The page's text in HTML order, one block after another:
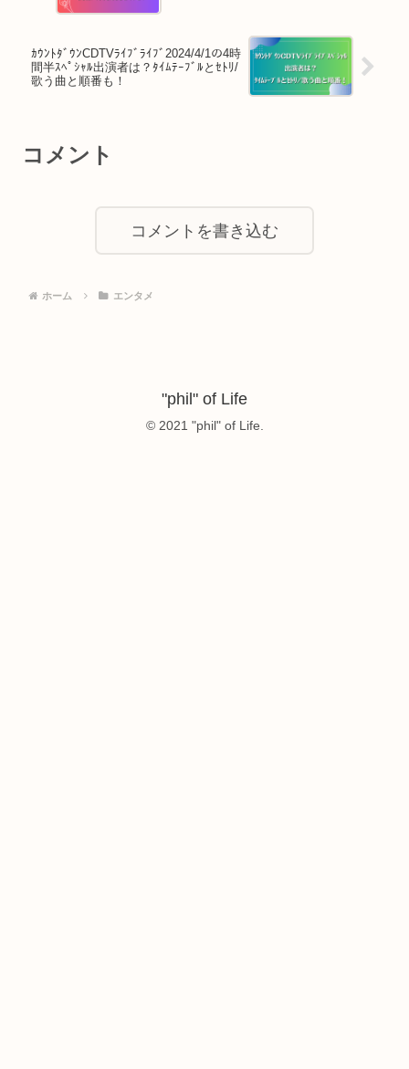
ｶｳﾝﾄﾀﾞｳﾝCDTVﾗｲﾌﾞﾗｲﾌﾞ2024/4/1の4時
間半ｽﾍﾟｼｬﾙ出演者は？ﾀｲﾑﾃｰﾌﾞﾙとｾﾄﾘ/
歌う曲と順番も！
コメント
コメントを書き込む
ホーム エンタメ
"phil" of Life
© 2021 "phil" of Life.